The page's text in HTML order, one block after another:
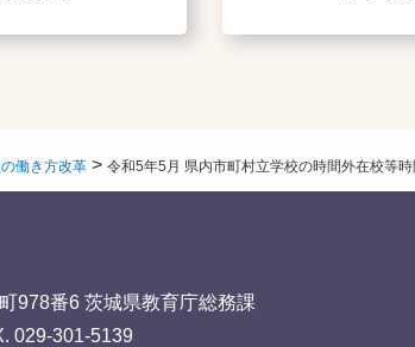
働き方改革 > 令和5年5月 県内市町村立学校の時間外在校等
978番6 茨城県教育庁総務課
029-301-5139